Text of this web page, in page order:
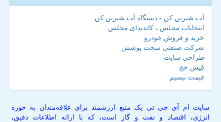
آب شیرین کن - دستگاه آب شیرین کن
انتخابات مجلس ، کاندیدای مجلس
خرید و فروش خودرو
شرکت صنعتی سخت پوشش
طراحی سایت
فیش حج
قیمت بیسیم
سایت ام آی جی تی یک منبع ارزشمند برای علاقه‌مندان به حوزه
انرژی، اقتصاد و نفت و گاز است، که با ارائه اطلاعات دقیق،